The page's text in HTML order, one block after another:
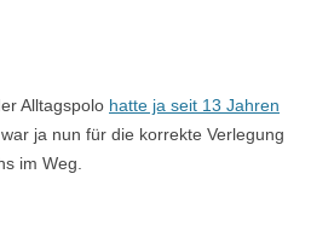
Alltagspolo hatte ja seit 13 Jahren
war ja nun für die korrekte Verlegung
im Weg.